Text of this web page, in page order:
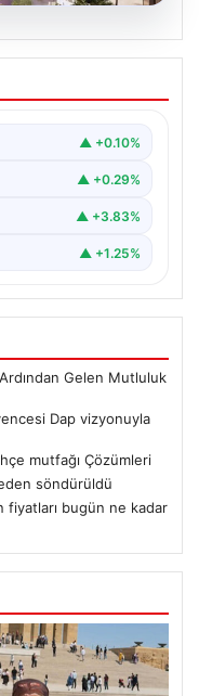
Konut
kendi
▲ +0.10%
▲ +0.29%
▲ +3.83%
▲ +1.25%
Gelen Mutluluk
Dap vizyonuyla
mutfağı Çözümleri
söndürüldü
fiyatları bugün ne kadar